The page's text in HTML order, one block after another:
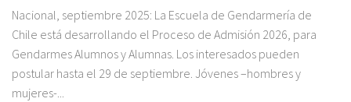
Nacional, septiembre 2025: La Escuela de Gendarmería de
Chile está desarrollando el Proceso de Admisión 2026, para
Gendarmes Alumnos y Alumnas. Los interesados pueden
postular hasta el 29 de septiembre. Jóvenes –hombres y
mujeres-...